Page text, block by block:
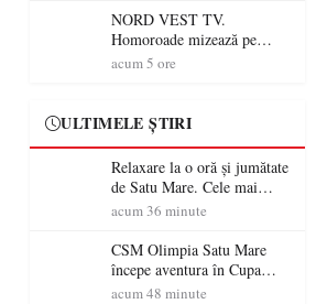
NORD VEST TV.
Homoroade mizează pe
tradiție, turism și investiții.
al Codrului”
acum 5 ore
ULTIMELE ȘTIRI
Relaxare la o oră și jumătate
de Satu Mare. Cele mai
spectaculoase piscine
Maramureș, ideale pentru o
escapadă de vară
acum 36 minute
CSM Olimpia Satu Mare
începe aventura în Cupa
României la Baia Mare
acum 48 minute